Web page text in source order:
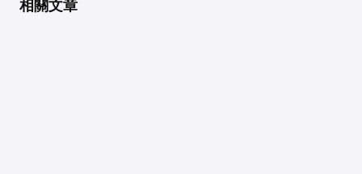
相關文章